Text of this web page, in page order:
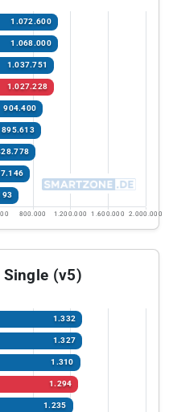
1.072.600
1.068.000
1.037.751
1.027.228
904.400
895.613
800.000 1.200.000 1.600.000 2.000.000
Single (v5)
1.332
1.327
1.310
1.294
1.235